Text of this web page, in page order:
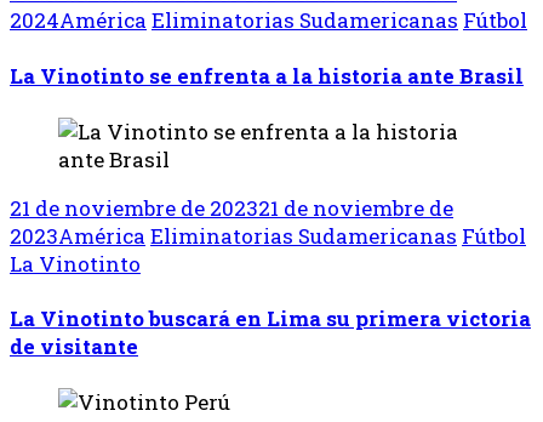
2024América Eliminatorias Sudamericanas Fútbol
La Vinotinto se enfrenta a la historia ante Brasil
21 de noviembre de 202321 de noviembre de
2023América Eliminatorias Sudamericanas Fútbol
La Vinotinto
La Vinotinto buscará en Lima su primera victoria
de visitante